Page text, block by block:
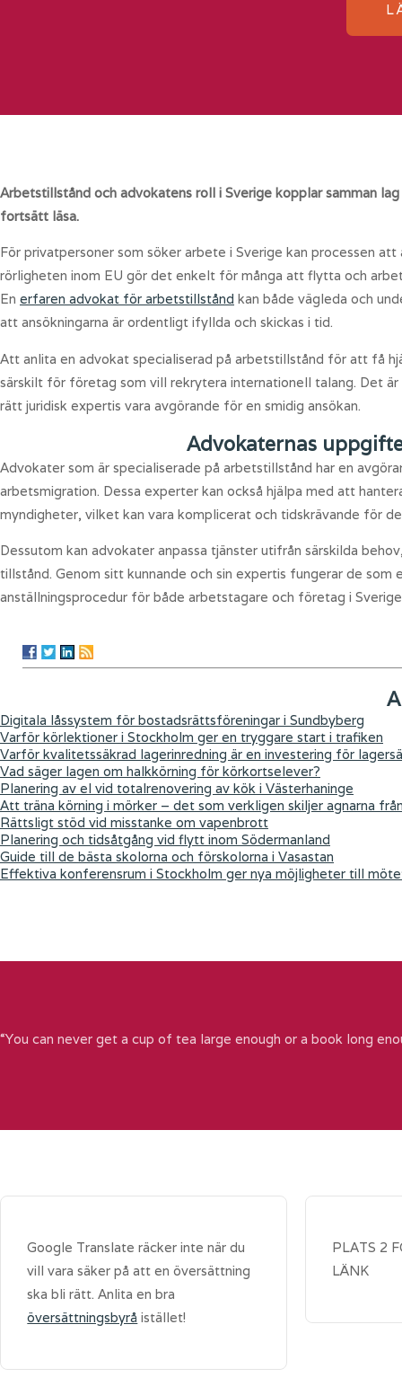
Arbetstillstånd och advokatens roll i Sverige kopplar samman
fortsätt läsa.
För privatpersoner som söker arbete i Sverige kan processen
rörligheten inom EU gör det enkelt för många att flytta och
En erfaren advokat för arbetstillstånd kan både vägleda och
att ansökningarna är ordentligt ifyllda och skickas i tid.
Att anlita en advokat specialiserad på arbetstillstånd för att få
särskilt för företag som vill rekrytera internationell talang. Det
rätt juridisk expertis vara avgörande för en smidig ansökan.
Advokaternas
Advokater som är specialiserade på arbetstillstånd har en
arbetsmigration. Dessa experter kan också hjälpa med att
myndigheter, vilket kan vara komplicerat och tidskrävande för
Dessutom kan advokater anpassa tjänster utifrån särskilda
tillstånd. Genom sitt kunnande och sin expertis fungerar de
anställningsprocedur för både arbetstagare och företag i
Digitala låssystem för bostadsrättsföreningar i Sundbyberg
Varför körlektioner i Stockholm ger en tryggare start i trafiken
Varför kvalitetssäkrad lagerinredning är en investering för
Vad säger lagen om halkkörning för körkortselever?
Planering av el vid totalrenovering av kök i Västerhaninge
Att träna körning i mörker – det som verkligen skiljer agnarna
Rättsligt stöd vid misstanke om vapenbrott
Planering och tidsåtgång vid flytt inom Södermanland
Guide till de bästa skolorna och förskolorna i Vasastan
Effektiva konferensrum i Stockholm ger nya möjligheter till
“You can never get a cup of tea large enough or a book long
Google Translate räcker inte när du
vill vara säker på att en översättning
ska bli rätt. Anlita en bra
översättningsbyrå istället!
PLATS 2
LÄNK